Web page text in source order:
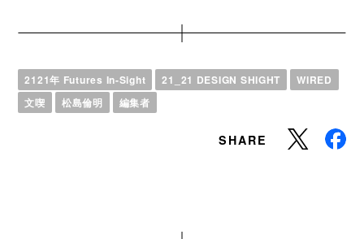
2121年 Futures In-Sight 21_21 DESIGN SHIGHT
WIRED
文喫
松島倫明 編集者
SHARE